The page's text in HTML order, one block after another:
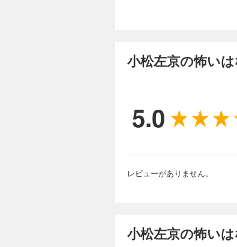
小松左京の怖い
5.0
レビューがありません。
小松左京の怖い